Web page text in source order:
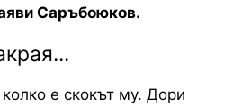
Саръбоюков.
е скокът му. Дори